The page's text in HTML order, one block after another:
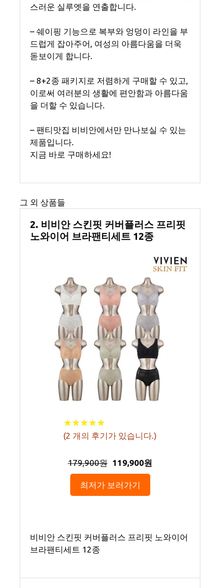
스러운 실루엣을 연출합니다.
– 쉐이핑 기능으로 복부와 엉덩이 라인을 부
드럽게 잡아주어, 여성의 아름다움을 더욱
돋보이게 합니다.
– 8+2종 패키지로 저렴하게 구매할 수 있고,
이로써 여러분의 생활에 편안함과 아름다움
을 더할 수 있습니다.
– 팬티맛집 비비안에서만 만나보실 수 있는
제품입니다.
지금 바로 구매하세요!
그 외 상품들
2. 비비안 스킨핏 커버플러스 프리핏
노와이어 브라팬티세트 12종
★★★★★
★★★★★
(2 개의 후기가 있습니다.)
179,900원 119,900원
최저가 보러가기
비비안 스킨핏 커버플러스 프리핏 노와이어
브라팬티세트 12종